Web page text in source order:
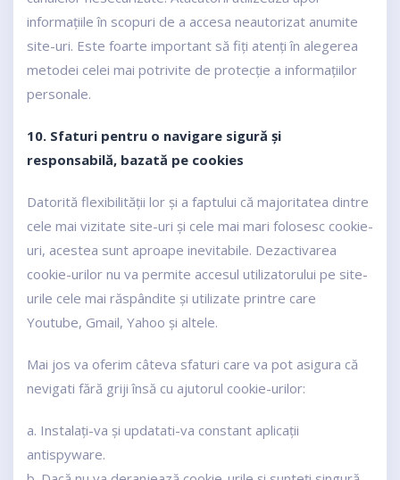
informațiile în scopuri de a accesa neautorizat anumite
site-uri. Este foarte important să fiți atenți în alegerea
metodei celei mai potrivite de protecție a informațiilor
personale.
10. Sfaturi pentru o navigare sigură și
responsabilă, bazată pe cookies
Datorită flexibilității lor și a faptului că majoritatea dintre
cele mai vizitate site-uri și cele mai mari folosesc cookie-
uri, acestea sunt aproape inevitabile. Dezactivarea
cookie-urilor nu va permite accesul utilizatorului pe site-
urile cele mai răspândite și utilizate printre care
Youtube, Gmail, Yahoo și altele.
Mai jos va oferim câteva sfaturi care va pot asigura că
nevigati fără griji însă cu ajutorul cookie-urilor:
a. Instalați-va și updatati-va constant aplicații
antispyware.